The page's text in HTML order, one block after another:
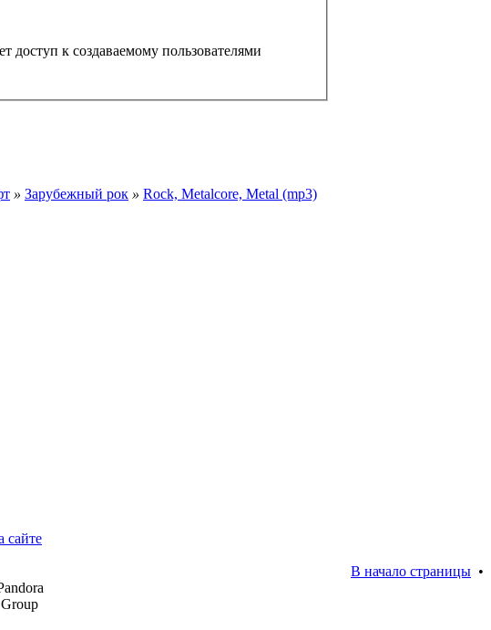
доступ к создаваемому пользователями
» Зарубежный рок » Rock, Metalcore, Metal (mp3)
сайте
В начало страницы •